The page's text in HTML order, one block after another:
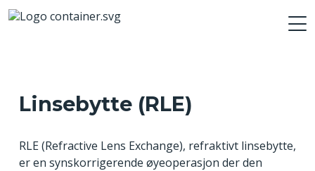
Linsebytte (RLE)
RLE (Refractive Lens Exchange), refraktivt linsebytte,
er en synskorrigerende øyeoperasjon der den